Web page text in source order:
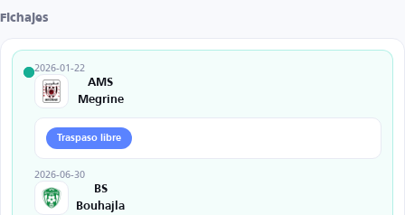
Fichajes
2026-01-22
AMS
Megrine
Traspaso libre
2026-06-30
BS
Bouhajla